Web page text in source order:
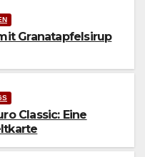
Granatapfelsirup
Classic: Eine